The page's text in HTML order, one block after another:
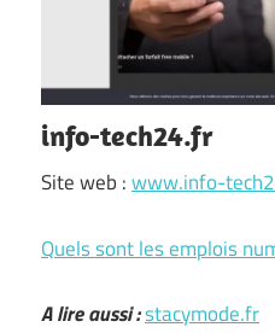
info-tech24.fr
Site web :www.info-
Quels sont les emplois
A lire aussi :stacymode.fr